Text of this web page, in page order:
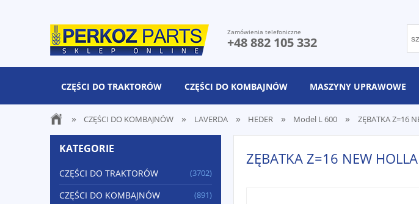
Zamówienia telefoniczne
+48 882 105 332
CZĘŚCI DO TRAKTORÓW CZĘŚCI DO KOMBAJNÓW MASZYNY UPRAWOWE
» CZĘŚCI DO KOMBAJNÓW » LAVERDA » HEDER » Model L 600 » ZĘBATKA Z=16
KATEGORIE
CZĘŚCI DO TRAKTORÓW (3702)
CZĘŚCI DO KOMBAJNÓW (891)
ZĘBATKA Z=16 NEW